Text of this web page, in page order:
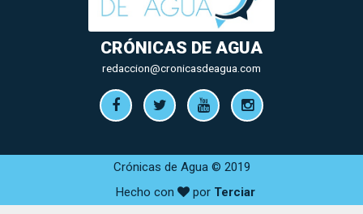
CRÓNICAS DE AGUA
redaccion@cronicasdeagua.com
Crónicas de Agua © 2019
Hecho con
por Terciar